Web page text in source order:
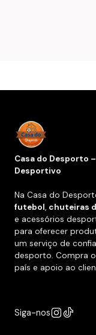
Casa do Desporto
Desportivo
Na Casa do
futebol, chuteiras
e acessórios
para oferecer
um serviço de
desporto. Compra
país e apoio ao
Siga-nos